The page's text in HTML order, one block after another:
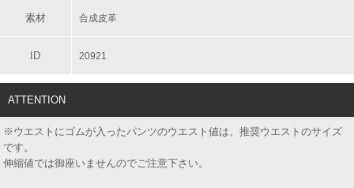
素材 合成皮革
ID 20921
ATTENTION
※ウエストにゴムが入ったパンツのウエスト値は、推奨ウエストのサイズ
です。
伸縮値では御座いませんのでご注意下さい。